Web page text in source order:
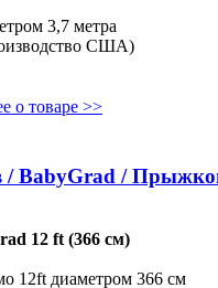
3,7 метра
США)
о товаре >>
BabyGrad /
12 ft (366 см)
12ft диаметром 366 см